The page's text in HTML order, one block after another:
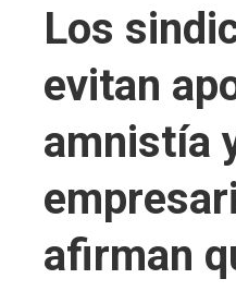
Los
evitan
amnistía
afirman